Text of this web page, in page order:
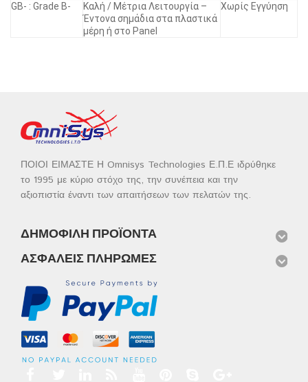
GB- : Grade B-
Καλή / Μέτρια Λειτουργία –
Έντονα σημάδια στα πλαστικά
μέρη ή στο Panel
Χωρίς Εγγύηση
ΠΟΙΟΙ ΕΙΜΑΣΤΕ Η Omnisys Technologies Ε.Π.Ε ιδρύθηκε
το 1995 με κύριο στόχο της, την συνέπεια και την
αξιοπιστία έναντι των απαιτήσεων των πελατών της.
ΔΗΜΟΦΙΛΉ ΠΡΟΪΌΝΤΑ
ΑΣΦΑΛΕΊΣ ΠΛΗΡΩΜΈΣ